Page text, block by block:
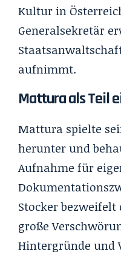
Kultur in
Generalsekretär
aufnimmt.
Mattura als Teil
Mattura spielte
herunter und
Aufnahme für
Stocker
große
Hintergründe und